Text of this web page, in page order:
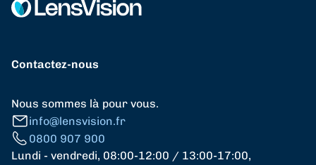
Contactez-nous
Nous sommes là pour vous.
info@lensvision.fr
0800 907 900
Lundi - vendredi, 08:00-12:00 / 13:00-17:00,